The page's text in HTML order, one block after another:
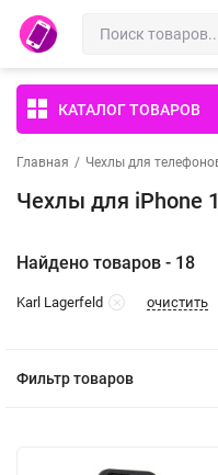
КАТАЛОГ ТОВАРОВ
Главная / Чехлы для
Чехлы для iPhone
Найдено товаров - 18
Karl Lagerfeld очистить
Фильтр товаров